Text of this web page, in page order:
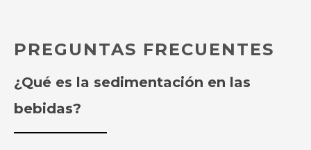
PREGUNTAS FRECUENTES
¿Qué es la sedimentación en las
bebidas?